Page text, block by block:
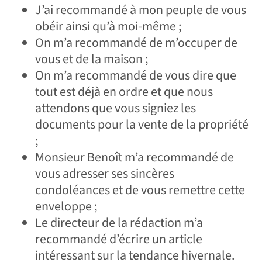
J’ai recommandé à mon peuple de vous
obéir ainsi qu’à moi-même ;
On m’a recommandé de m’occuper de
vous et de la maison ;
On m’a recommandé de vous dire que
tout est déjà en ordre et que nous
attendons que vous signiez les
documents pour la vente de la propriété
;
Monsieur Benoît m’a recommandé de
vous adresser ses sincères
condoléances et de vous remettre cette
enveloppe ;
Le directeur de la rédaction m’a
recommandé d’écrire un article
intéressant sur la tendance hivernale.